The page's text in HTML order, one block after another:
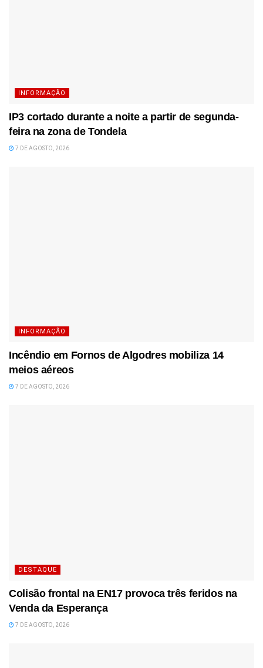
INFORMAÇÃO
IP3 cortado durante a noite a partir de segunda-
feira na zona de Tondela
7 DE AGOSTO, 2026
INFORMAÇÃO
Incêndio em Fornos de Algodres mobiliza 14
meios aéreos
7 DE AGOSTO, 2026
DESTAQUE
Colisão frontal na EN17 provoca três feridos na
Venda da Esperança
7 DE AGOSTO, 2026